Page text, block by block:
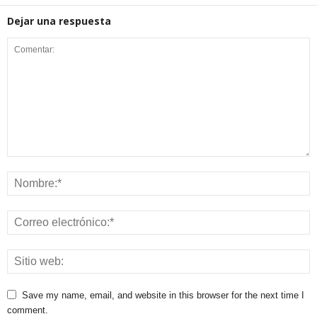
Dejar una respuesta
Save my name, email, and website in this browser for the next time I
comment.